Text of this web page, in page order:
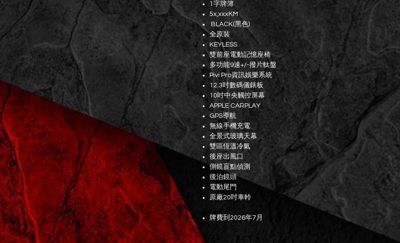
1字牌簿
5x,xxxKM
BLACK(黑色)
全原裝
KEYLESS
雙前座電動記憶座椅
多功能9速+/-撥片軚盤
Pivi Pro資訊娛樂系統
12.3吋數碼儀錶板
10吋中央觸控屏幕
APPLE CARPLAY
GPS導航
無線手機充電
全景式玻璃天幕
雙區恆溫冷氣
後座出風口
側鏡盲點偵測
後泊鏡頭
電動尾門
原廠20吋車軨
牌費到2026年7月